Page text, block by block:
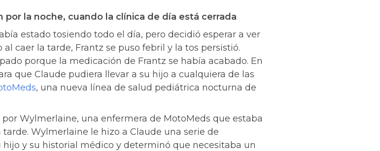
por la noche, cuando la clínica de día está cerrada
estado tosiendo todo el día, pero decidió esperar a ver
caer la tarde, Frantz se puso febril y la tos persistió.
porque la medicación de Frantz se había acabado. En
que Claude pudiera llevar a su hijo a cualquiera de las
, una nueva línea de salud pediátrica nocturna de
Wylmerlaine, una enfermera de MotoMeds que estaba
Wylmerlaine le hizo a Claude una serie de
y su historial médico y determinó que necesitaba un